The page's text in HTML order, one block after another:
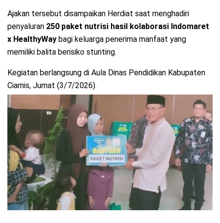
Ajakan tersebut disampaikan Herdiat saat menghadiri
penyaluran 250 paket nutrisi hasil kolaborasi Indomaret
x HealthyWay bagi keluarga penerima manfaat yang
memiliki balita berisiko stunting.
Kegiatan berlangsung di Aula Dinas Pendidikan Kabupaten
Ciamis, Jumat (3/7/2026).